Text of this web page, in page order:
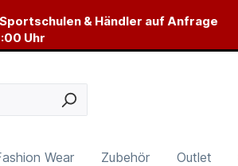
& Händler auf Anfrage
Uhr
Wear Zubehör Outlet